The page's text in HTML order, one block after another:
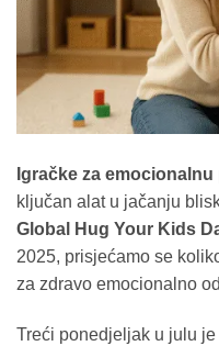
Igračke za
ključan alat u jačanju
Global Hug Your Kids
2025, prisjećamo se
za zdravo emocionalno
Treći ponedjeljak u julu